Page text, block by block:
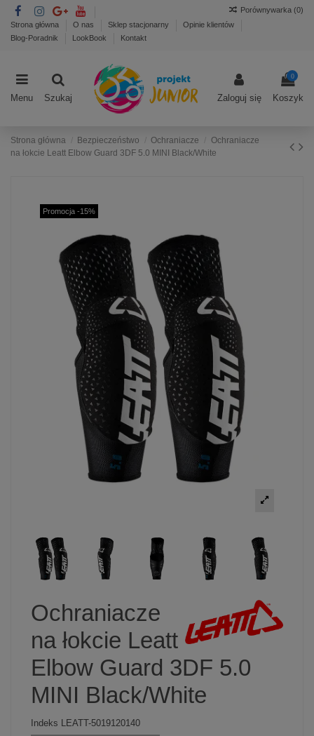
Strona główna O nas Sklep stacjonarny
Opinie klientów
Blog-Poradnik
LookBook Kontakt
Porównywarka (0)
Menu Szukaj Zaloguj się
0
Koszyk
Strona główna Bezpieczeństwo Ochraniacze
Ochraniacze
na łokcie Leatt Elbow Guard 3DF 5.0 MINI Black/White
Promocja -15%
Ochraniacze
na łokcie Leatt
Elbow Guard 3DF 5.0
MINI Black/White
Indeks LEATT-5019120140